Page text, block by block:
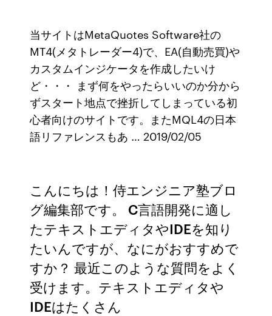
当サイトはMetaQuotes Software社の
MT4(メタトレーダー4)で、EA(自動売買)や
カスタムインジケータを作成したいけ
ど・・・ まず何をやったらいいのか分から
ずスタート地点で挫折してしまっている初
心者向けのサイトです。またMQL4の日本
語リファレンスもあ … 2019/02/05
こんにちは！侍エンジニア塾ブロ
グ編集部です。 C言語開発に適し
たテキストエディタやIDEを知り
たいんですが、なにがおすすめで
すか？ 最近このような質問をよく
受けます。テキストエディタや
IDEはたくさん